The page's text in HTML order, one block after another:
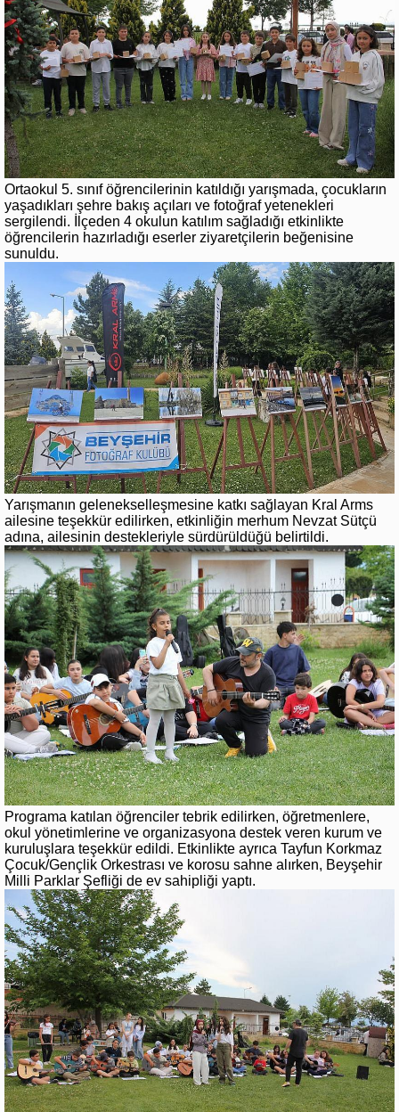
Ortaokul 5. sınıf öğrencilerinin katıldığı yarışmada, çocukların
yaşadıkları şehre bakış açıları ve fotoğraf yetenekleri
sergilendi. İlçeden 4 okulun katılım sağladığı etkinlikte
öğrencilerin hazırladığı eserler ziyaretçilerin beğenisine
sunuldu.
Yarışmanın gelenekselleşmesine katkı sağlayan Kral Arms
ailesine teşekkür edilirken, etkinliğin merhum Nevzat Sütçü
adına, ailesinin destekleriyle sürdürüldüğü belirtildi.
Programa katılan öğrenciler tebrik edilirken, öğretmenlere,
okul yönetimlerine ve organizasyona destek veren kurum ve
kuruluşlara teşekkür edildi. Etkinlikte ayrıca Tayfun Korkmaz
Çocuk/Gençlik Orkestrası ve korosu sahne alırken, Beyşehir
Milli Parklar Şefliği de ev sahipliği yaptı.